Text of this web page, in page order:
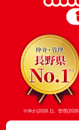
※仲介(2026.1)、管理